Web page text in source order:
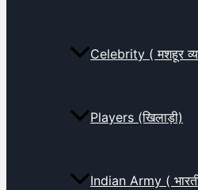
Celebrity ( मशहूर
Players (खिलाड़ी)
Indian Army (